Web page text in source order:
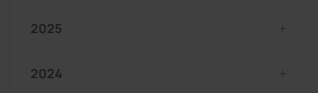
2025
2024